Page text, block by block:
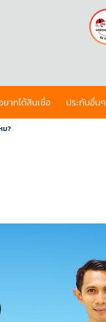
ยากได้สินเชื่อ ประกันอื่นๆ
ม?